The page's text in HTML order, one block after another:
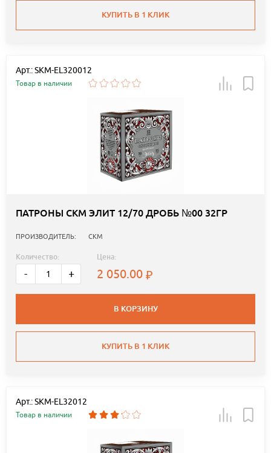
КУПИТЬ В 1 КЛИК
Арт.: SKM-EL320012
Товар в наличии
ПАТРОНЫ СКМ ЭЛИТ 12/70 ДРОБЬ №00 32ГР
ПРОИЗВОДИТЕЛЬ: СКМ
Количество:
- +
Цена:
2 050.00
В КОРЗИНУ
КУПИТЬ В 1 КЛИК
Арт.: SKM-EL32012
Товар в наличии